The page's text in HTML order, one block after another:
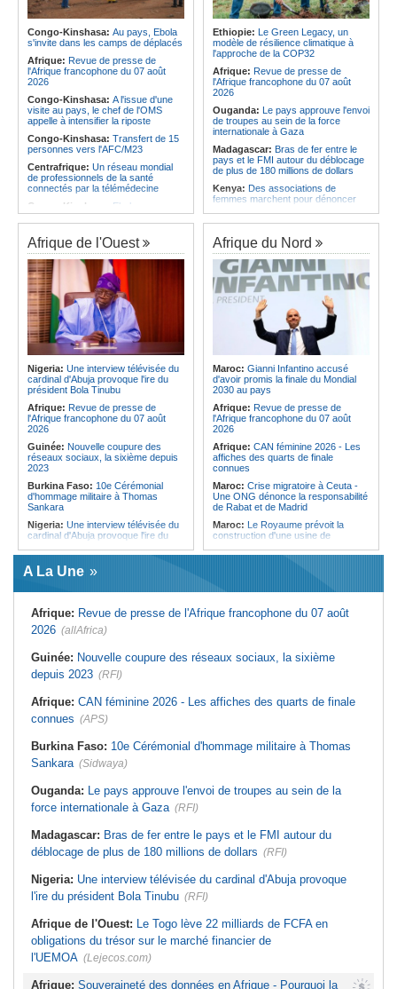
Afrique:AfroBasket U18 (F) - Le
Sénégal craque au 3e quart-temps
et s'incline face à la Tunisie (44-43)
Afrique du Nord:Santé - La
Tunisie troisième pays arabe et 49e
au monde
Angola:La nouvelle loi renforce la
protection des institutions contre les
cyberattaques, selon Mário Oliveira
Angola:Le pays criminalise la
diffusion de fausses informations
sur Internet
Congo-Kinshasa: Au pays, Ebola
s'invite dans les camps de déplacés
Afrique: Revue de presse de
l'Afrique francophone du 07 août
2026
Congo-Kinshasa: A l'issue d'une
visite au pays, le chef de l'OMS
appelle à intensifier la riposte
Congo-Kinshasa: Transfert de 15
personnes vers l'AFC/M23
Centrafrique: Un réseau mondial
de professionnels de la santé
connectés par la télémédecine
Congo-Kinshasa: Ebola au pays -
Africa CDC mise sur les
communautés
Afrique Centrale:L'explosion de la
demande de viande de brousse
extermine la faune sauvage
Congo-Kinshasa:Après l'accord
avec une branche des FDLR, les
zones d'ombre persistent
Centrafrique: Un gendarme détenu
par le groupe armé AAKG retrouve
la liberté
Rome et Kigali discutent
d'une possible externalisation au
pays des procédures d'asile à
destination de l'Italie
Ethiopie: Le Green Legacy, un
modèle de résilience climatique à
l'approche de la COP32
Afrique: Revue de presse de
l'Afrique francophone du 07 août
2026
Ouganda: Le pays approuve l'envoi
de troupes au sein de la force
internationale à Gaza
Madagascar: Bras de fer entre le
pays et le FMI autour du déblocage
de plus de 180 millions de dollars
Kenya: Des associations de
femmes marchent pour dénoncer
Afrique:La CEA renforce les
capacités des parlementaires de
l'Afrique de l'Est
Congo-Kinshasa:
Après l'accord
avec une branche des FDLR, les
zones d'ombre persistent
Sud-Soudan:
Le pays à la croisée
des chemins, alerte l'ONU
Rwanda:Rome et Kigali discutent
d'une possible externalisation au
pays des procédures d'asile à
destination de l'Italie
Somalie:Le camp de Galkayo
frappé par une violente attaque des
Forces du Puntland
Afrique de l'Ouest
Nigeria: Une interview télévisée du
cardinal d'Abuja provoque l'ire du
président Bola Tinubu
Afrique: Revue de presse de
l'Afrique francophone du 07 août
2026
Guinée: Nouvelle coupure des
réseaux sociaux, la sixième depuis
2023
Burkina Faso: 10e Cérémonial
d'hommage militaire à Thomas
Sankara
Nigeria: Une interview télévisée du
cardinal d'Abuja provoque l'ire du
Afrique de l'Ouest:
22 milliards de FCFA en obligations
l'UEMOA
Cote d'Ivoire:Le retour du tambour
parleur «Djidji Ayôkwé» prend une
dimension politique
Guinée:
Le président dissipe les
doutes concernant son état de
santé dans un message publié sur X
l'assurance pour tous - Le pacte de
- Les retards du calendrier
alimentent les soupçons d'un report
Afrique du Nord
Maroc: Gianni Infantino accusé
d'avoir promis la finale du Mondial
2030 au pays
Afrique: Revue de presse de
l'Afrique francophone du 07 août
2026
Afrique: CAN féminine 2026 - Les
affiches des quarts de finale
connues
Maroc: Crise migratoire à Ceuta -
Une ONG dénonce la responsabilité
de Rabat et de Madrid
Maroc: Le Royaume prévoit la
construction d'une usine de
déchets à Casablanca
agents de sécurité, selon des
associations
Maroc:Au-délà du communiqué -
de Sebta
Tunisie: Basket - Eliminatoires
A La Une
Afrique: Revue de presse de l'Afrique francophone du 07 août
2026 (allAfrica)
Guinée: Nouvelle coupure des réseaux sociaux, la sixième
depuis 2023 (RFI)
Afrique: CAN féminine 2026 - Les affiches des quarts de finale
connues (APS)
Burkina Faso: 10e Cérémonial d'hommage militaire à Thomas
Sankara (Sidwaya)
Ouganda: Le pays approuve l'envoi de troupes au sein de la
force internationale à Gaza (RFI)
Madagascar: Bras de fer entre le pays et le FMI autour du
déblocage de plus de 180 millions de dollars (RFI)
Nigeria: Une interview télévisée du cardinal d'Abuja provoque
l'ire du président Bola Tinubu (RFI)
Afrique de l'Ouest: Le Togo lève 22 milliards de FCFA en
obligations du trésor sur le marché financier de
l'UEMOA (Lejecos.com)
Afrique: Souveraineté des données en Afrique - Pourquoi la